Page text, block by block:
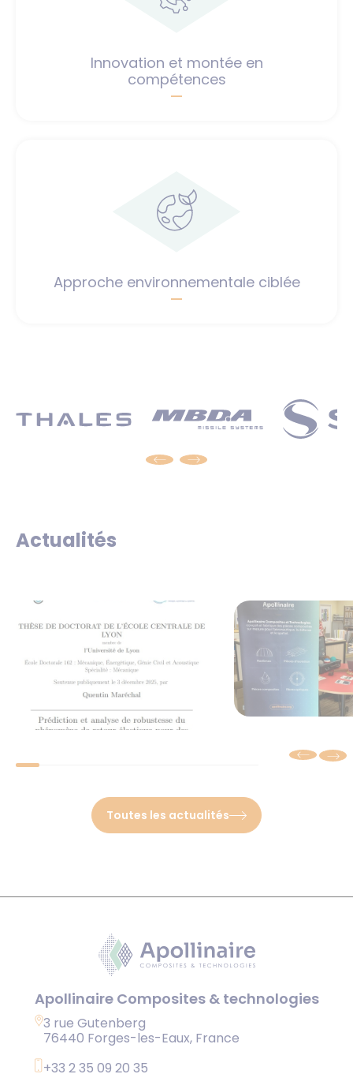
Innovation et montée en
compétences
Approche environnementale ciblée
Actualités
composites : quand
deviennent critiques
En savoir plus
Technologies à
En savoir plus
Toutes les actualités
Apollinaire Composites & technologies
3 rue Gutenberg
76440 Forges-les-Eaux, France
+33 2 35 09 20 35